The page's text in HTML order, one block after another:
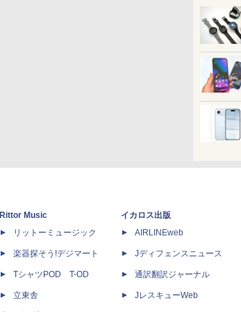
Rittor Music
リットーミュージック
楽器探そう!デジマート
TシャツPOD T-OD
立東舎
イカロス出版
AIRLINEweb
Jディフェンスニュース
通訳翻訳ジャーナル
JレスキューWeb